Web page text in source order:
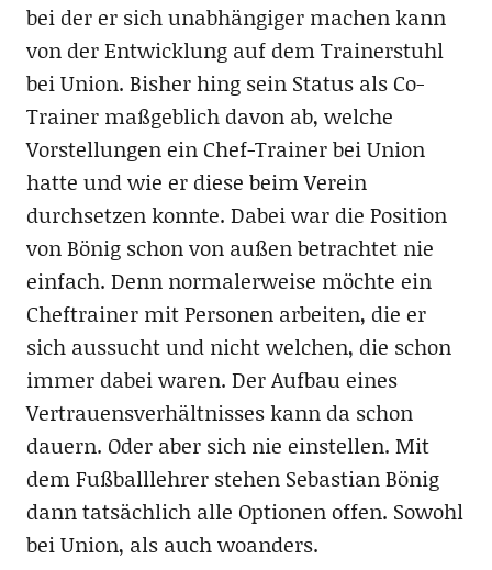
bei der er sich unabhängiger machen kann
von der Entwicklung auf dem Trainerstuhl
bei Union. Bisher hing sein Status als Co-
Trainer maßgeblich davon ab, welche
Vorstellungen ein Chef-Trainer bei Union
hatte und wie er diese beim Verein
durchsetzen konnte. Dabei war die Position
von Bönig schon von außen betrachtet nie
einfach. Denn normalerweise möchte ein
Cheftrainer mit Personen arbeiten, die er
sich aussucht und nicht welchen, die schon
immer dabei waren. Der Aufbau eines
Vertrauensverhältnisses kann da schon
dauern. Oder aber sich nie einstellen. Mit
dem Fußballlehrer stehen Sebastian Bönig
dann tatsächlich alle Optionen offen. Sowohl
bei Union, als auch woanders.